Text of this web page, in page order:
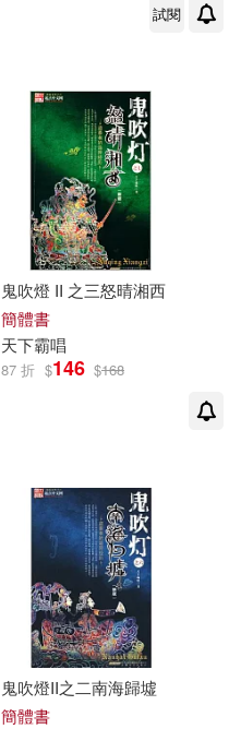
試閱
鬼吹燈 II 之三怒晴湘西
簡體書
天下霸唱
87 折 $146 $168
鬼吹燈II之二南海歸墟
簡體書